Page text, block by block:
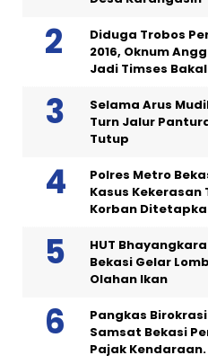
Diduga Trobos
2016, Oknum
Jadi Timses
Selama Arus
Turn Jalur
Tutup
Polres Metro
Kasus Kekerasan
Korban
HUT
Bekasi Gelar
Olahan Ikan
Pangkas
Samsat Bekasi
Pajak Kendaraan.